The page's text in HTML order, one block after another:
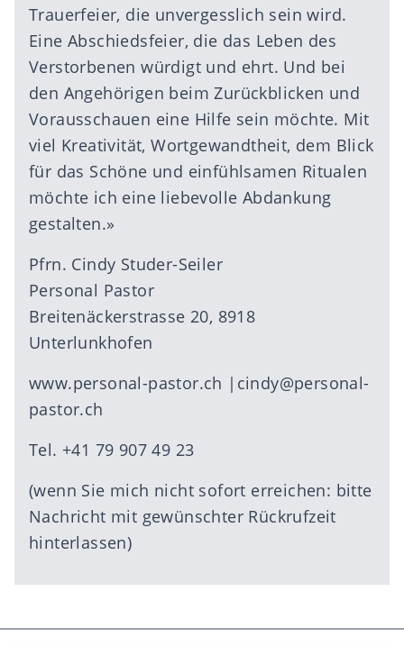
Trauerfeier, die unvergesslich sein wird.
Eine Abschiedsfeier, die das Leben des
Verstorbenen würdigt und ehrt. Und bei
den Angehörigen beim Zurückblicken und
Vorausschauen eine Hilfe sein möchte. Mit
viel Kreativität, Wortgewandtheit, dem Blick
für das Schöne und einfühlsamen Ritualen
möchte ich eine liebevolle Abdankung
gestalten.»
Pfrn. Cindy Studer-Seiler
Personal Pastor
Breitenäckerstrasse 20, 8918
Unterlunkhofen
www.personal-pastor.ch | cindy@personal-
pastor.ch
Tel. +41 79 907 49 23
(wenn Sie mich nicht sofort erreichen: bitte
Nachricht mit gewünschter Rückrufzeit
hinterlassen)